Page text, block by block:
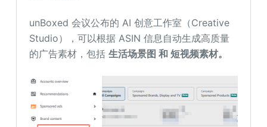
unBoxed 会议公布的 AI 创意工作室（Creative
Studio），可以根据 ASIN 信息自动生成高质量
的广告素材，包括生活场景图 和 短视频素材。